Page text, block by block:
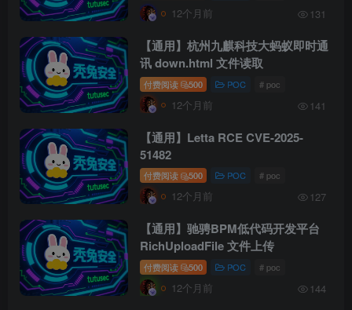
12个月前 131
【通用】杭州九麒科技大蚂蚁即时通
讯 down.html 文件读取
付费阅读 500 POC # poc
12个月前 141
【通用】Letta RCE CVE-2025-
51482
付费阅读 500 POC # poc
12个月前 127
【通用】驰骋BPM低代码开发平台
RichUploadFile 文件上传
付费阅读 500 POC # poc
12个月前 144